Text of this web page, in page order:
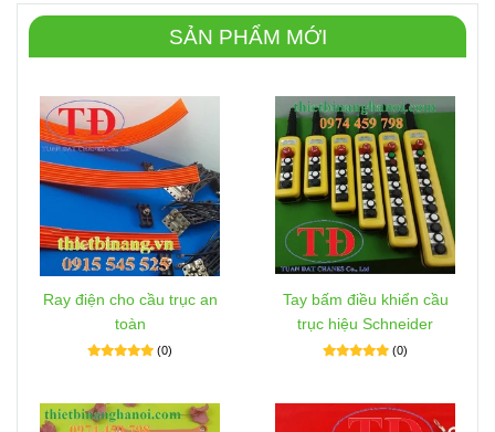
SẢN PHẨM MỚI
Ray điện cho cầu trục an
toàn
(0)
Tay bấm điều khiển cầu
trục hiệu Schneider
(0)